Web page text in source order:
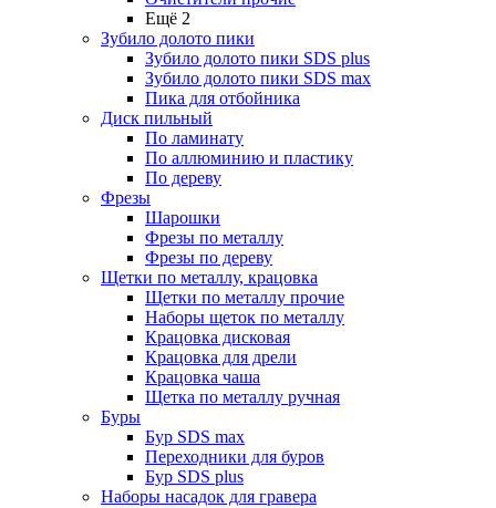
Ещё 2
Зубило долото пики
Зубило долото пики SDS plus
Зубило долото пики SDS max
Пика для отбойника
Диск пильный
По ламинату
По аллюминию и пластику
По дереву
Фрезы
Шарошки
Фрезы по металлу
Фрезы по дереву
Щетки по металлу, крацовка
Щетки по металлу прочие
Наборы щеток по металлу
Крацовка дисковая
Крацовка для дрели
Крацовка чаша
Щетка по металлу ручная
Буры
Бур SDS max
Переходники для буров
Бур SDS plus
Наборы насадок для гравера